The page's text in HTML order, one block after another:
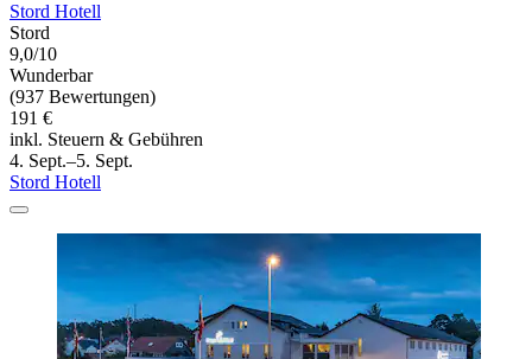
Stord Hotell
Stord
9,0/10
Wunderbar
(937 Bewertungen)
191 €
inkl. Steuern & Gebühren
4. Sept.–5. Sept.
Stord Hotell